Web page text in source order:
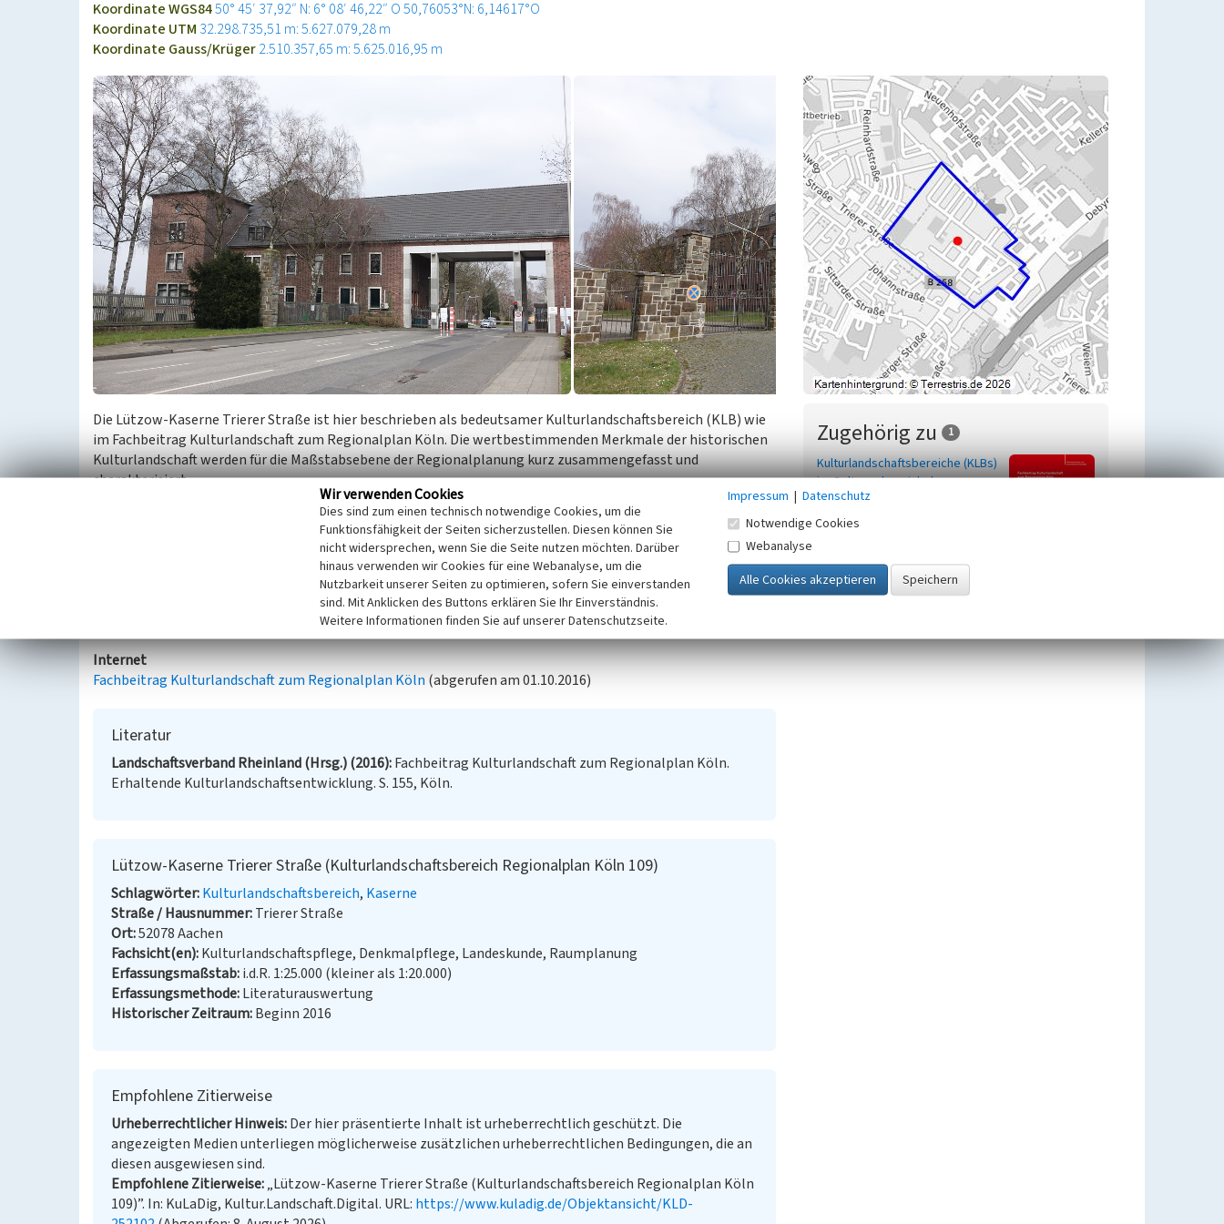
Koordinate WGS8450° 45′ 37,92″ N: 6° 08′ 46,22″ O50,76053°N: 6,14617°O
Koordinate UTM 32.298.735,51 m: 5.627.079,28 m
Koordinate Gauss/Krüger2.510.357,65 m: 5.625.016,95 m
Die Lützow-Kaserne Trierer Straße ist hier beschrieben als bedeutsamer Kulturlandschaftsbereich (KLB) wie
im Fachbeitrag Kulturlandschaft zum Regionalplan Köln. Die wertbestimmenden Merkmale der historischen
Kulturlandschaft werden für die Maßstabsebene der Regionalplanung kurz zusammengefasst und
charakterisiert.
Große zeittypische Kasernenanlage von 1939.
Kulturlandschaftliches und denkmalpflegerisches Ziel im Rahmen der Regionalplanung ist eine erhaltende
Aus: Landschaftsverband Rheinland (Hrsg.): Fachbeitrag Kulturlandschaft zum Regionalplan Köln. Erhaltende
Kulturlandschaftsentwicklung, Köln 2016.
Internet
Fachbeitrag Kulturlandschaft zum Regionalplan Köln (abgerufen am 01.10.2016)
Literatur
Landschaftsverband Rheinland (Hrsg.) (2016) Fachbeitrag Kulturlandschaft zum Regionalplan Köln.
Erhaltende Kulturlandschaftsentwicklung. S. 155, Köln.
Lützow-Kaserne Trierer Straße (Kulturlandschaftsbereich Regionalplan Köln 109)
Schlagwörter Kulturlandschaftsbereich Kaserne
Straße / Hausnummer Trierer Straße
Ort 52078 Aachen
Fachsicht(en) Kulturlandschaftspflege, Denkmalpflege, Landeskunde, Raumplanung
Erfassungsmaßstab i.d.R. 1:25.000 (kleiner als 1:20.000)
Erfassungsmethode Literaturauswertung
Historischer Zeitraum Beginn 2016
Empfohlene Zitierweise
Urheberrechtlicher Hinweis Der hier präsentierte Inhalt ist urheberrechtlich geschützt. Die
angezeigten Medien unterliegen möglicherweise zusätzlichen urheberrechtlichen Bedingungen, die an
diesen ausgewiesen sind.
Empfohlene Zitierweise „Lützow-Kaserne Trierer Straße (Kulturlandschaftsbereich Regionalplan Köln
109)”. In: KuLaDig, Kultur.Landschaft.Digital. URL: https://www.kuladig.de/Objektansicht/KLD-
Zugehörig zu 1
Kulturlandschaftsbereiche (KLBs)
im Geltungsbereich des
Regionalplans Köln in der
Städteregion Aachen
Wir verwenden Cookies
Dies sind zum einen technisch notwendige Cookies, um die
Funktionsfähigkeit der Seiten sicherzustellen. Diesen können Sie
nicht widersprechen, wenn Sie die Seite nutzen möchten. Darüber
hinaus verwenden wir Cookies für eine Webanalyse, um die
Nutzbarkeit unserer Seiten zu optimieren, sofern Sie einverstanden
sind. Mit Anklicken des Buttons erklären Sie Ihr Einverständnis.
Weitere Informationen finden Sie auf unserer Datenschutzseite.
Impressum | Datenschutz
Notwendige Cookies
Webanalyse